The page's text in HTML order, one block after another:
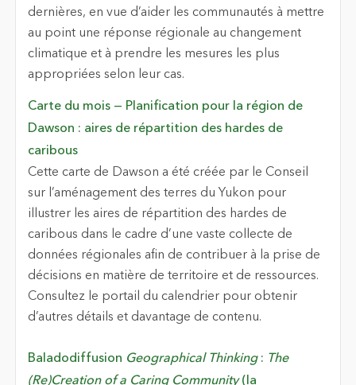
dernières, en vue d’aider les communautés à mettre
au point une réponse régionale au changement
climatique et à prendre les mesures les plus
appropriées selon leur cas.
Carte du mois — Planification pour la région de
Dawson : aires de répartition des hardes de
caribous
Cette carte de Dawson a été créée par le Conseil
sur l’aménagement des terres du Yukon pour
illustrer les aires de répartition des hardes de
caribous dans le cadre d’une vaste collecte de
données régionales afin de contribuer à la prise de
décisions en matière de territoire et de ressources.
Consultez le portail du calendrier pour obtenir
d’autres détails et davantage de contenu.
Baladodiffusion Geographical Thinking: The
(Re)Creation of a Caring Community(la